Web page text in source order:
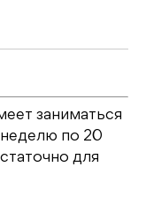
заниматься
неделю по 20
для